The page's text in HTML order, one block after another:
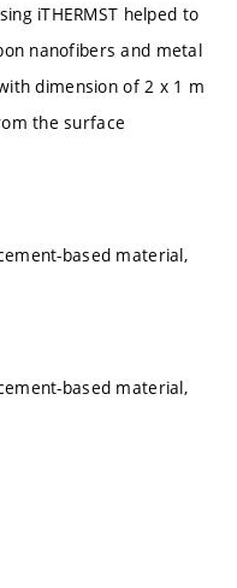
iTHERMST helped to
nanofibers and metal
dimension of 2 x 1 m
the surface
based material,
based material,